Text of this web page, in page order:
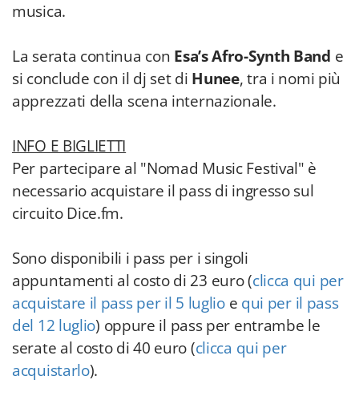
musica.
La serata continua con Esa’s Afro-Synth Band e
si conclude con il dj set di Hunee, tra i nomi più
apprezzati della scena internazionale.
INFO E BIGLIETTI
Per partecipare al "Nomad Music Festival" è
necessario acquistare il pass di ingresso sul
circuito Dice.fm.
Sono disponibili i pass per i singoli
appuntamenti al costo di 23 euro (clicca qui per
acquistare il pass per il 5 luglioe qui per il pass
del 12 luglio) oppure il pass per entrambe le
serate al costo di 40 euro (clicca qui per
acquistarlo).